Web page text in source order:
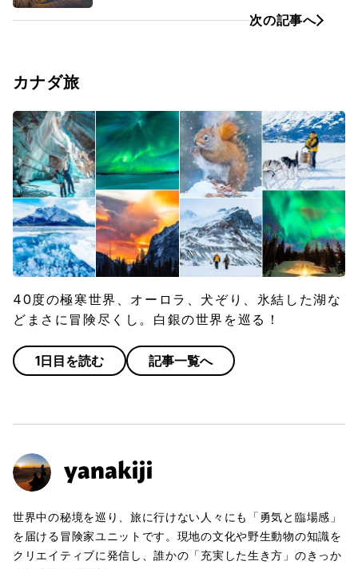
次の記事へ
カナダ旅
40度の極寒世界、オーロラ、犬ぞり、氷結した湖な
どまさに冒険尽くし。白銀の世界を巡る！
1日目を読む 記事一覧へ
世界中の秘境を巡り、旅に行けない人々にも「勇気と臨場感」
を届ける冒険家ユニットです。現地の文化や野生動物の知識を
クリエイティブに発信し、誰かの「充実した生き方」のきっか